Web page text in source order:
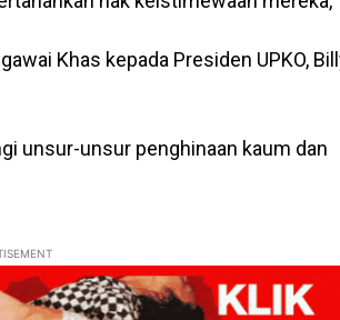
Khas kepada Presiden UPKO,
unsur-unsur penghinaan kaum dan